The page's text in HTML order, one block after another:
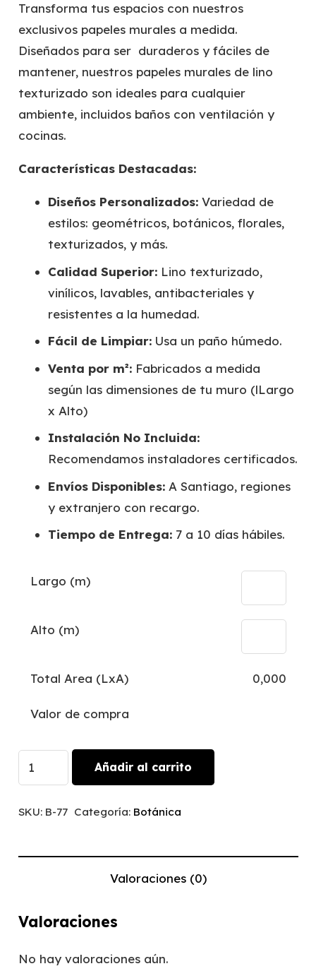
Transforma tus espacios con nuestros
exclusivos papeles murales a medida.
Diseñados para ser duraderos y fáciles de
mantener, nuestros papeles murales de lino
texturizado son ideales para cualquier
ambiente, incluidos baños con ventilación y
cocinas.
Características Destacadas:
Diseños Personalizados: Variedad de
estilos: geométricos, botánicos, florales,
texturizados, y más.
Calidad Superior: Lino texturizado,
vinílicos, lavables, antibacteriales y
resistentes a la humedad.
Fácil de Limpiar: Usa un paño húmedo.
Venta por m²: Fabricados a medida
según las dimensiones de tu muro (lLargo
x Alto)
Instalación No Incluida:
Recomendamos instaladores certificados.
Envíos Disponibles: A Santiago, regiones
y extranjero con recargo.
Tiempo de Entrega: 7 a 10 días hábiles.
Largo (m)
Alto (m)
Total Area (LxA) 0,000
Valor de compra
Brumoso
Añadir al carrito
SKU: B-77 Categoría: Botánica
Valoraciones (0)
Valoraciones
No hay valoraciones aún.